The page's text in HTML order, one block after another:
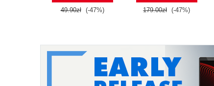
49.90zł (-47%) 179.00zł (-47%)